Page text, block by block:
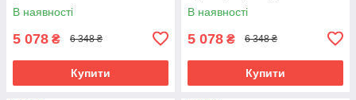
В наявності
5 078 ₴ 6 348 ₴
Купити
В наявності
5 078 ₴ 6 348 ₴
Купити